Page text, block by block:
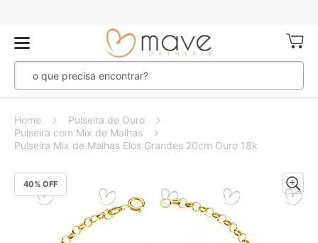
Meu
Home
Pulseira de Ouro
Pulseira com Mix de Malhas
Pulseira Mix de Malhas Elos Grandes 20cm Ouro 18k
40% OFF
Pular
para
o